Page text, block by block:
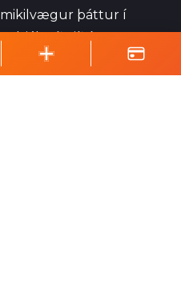
mikilvægur þáttur í
hjálpað við ýmsa
eins.